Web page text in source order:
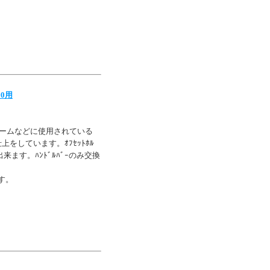
用
ムなどに使用されている
をしています。ｵﾌｾｯﾄﾎﾙ
来ます。ﾊﾝﾄﾞﾙﾊﾞｰのみ交換